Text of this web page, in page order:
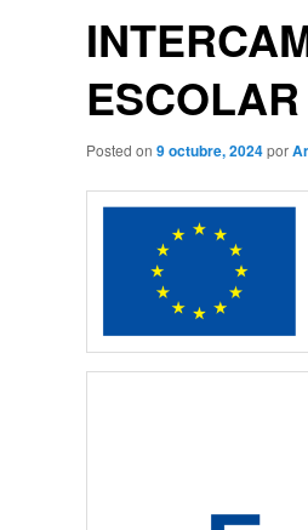
Posted on 9 octubre, 2024por